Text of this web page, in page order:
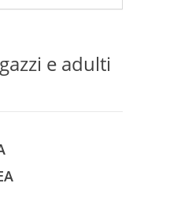
e adulti